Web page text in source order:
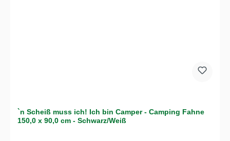
`n Scheiß muss ich! Ich bin Camper - Camping Fahne
150,0 x 90,0 cm - Schwarz/Weiß